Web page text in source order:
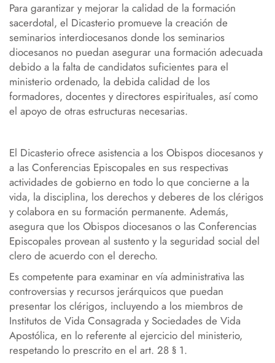
Para garantizar y mejorar la calidad de la formación
sacerdotal, el Dicasterio promueve la creación de
seminarios interdiocesanos donde los seminarios
diocesanos no puedan asegurar una formación adecuada
debido a la falta de candidatos suficientes para el
ministerio ordenado, la debida calidad de los
formadores, docentes y directores espirituales, así como
el apoyo de otras estructuras necesarias.
El Dicasterio ofrece asistencia a los Obispos diocesanos y
a las Conferencias Episcopales en sus respectivas
actividades de gobierno en todo lo que concierne a la
vida, la disciplina, los derechos y deberes de los clérigos
y colabora en su formación permanente. Además,
asegura que los Obispos diocesanos o las Conferencias
Episcopales provean al sustento y la seguridad social del
clero de acuerdo con el derecho.
Es competente para examinar en vía administrativa las
controversias y recursos jerárquicos que puedan
presentar los clérigos, incluyendo a los miembros de
Institutos de Vida Consagrada y Sociedades de Vida
Apostólica, en lo referente al ejercicio del ministerio,
respetando lo prescrito en el art. 28 § 1.